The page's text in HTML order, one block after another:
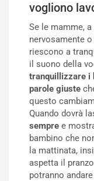
vogliono
Se le mamme,
nervosamente
riescono a
il suono della
tranquillizzare i
parole giuste
questo
Quando dovrà
sempre e
bambino che
la mattinata,
aspetta il
potranno